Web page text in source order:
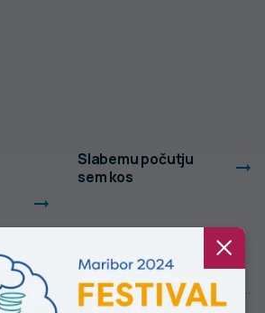
Slabemu počutju
sem kos